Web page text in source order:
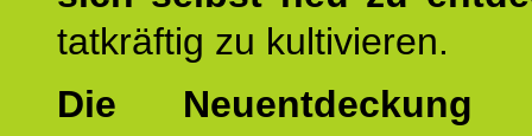
tatkräftig zu kultivieren.
Die